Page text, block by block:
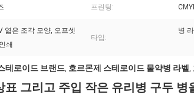
프린팅:
엷은 조각 모양, 오프셋
쇄
타입:
병
테로이드 브랜드, 호르몬제 스테로이드 물약병 라벨,
그리고 주입 작은 유리병 구두 병